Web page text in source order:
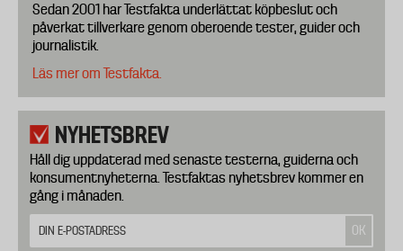
Sedan 2001 har Testfakta underlättat köpbeslut och
påverkat tillverkare genom oberoende tester, guider och
journalistik.
Läs mer om Testfakta.
NYHETSBREV
Håll dig uppdaterad med senaste testerna, guiderna och
konsumentnyheterna. Testfaktas nyhetsbrev kommer en
gång i månaden.